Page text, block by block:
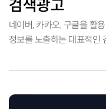
검색광고
네이버, 카카오, 구글을 활
정보를노출하는 대표적인